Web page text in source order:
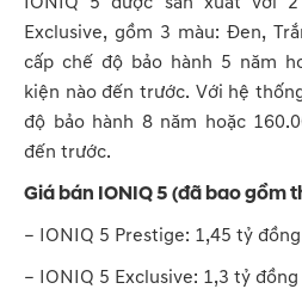
Exclusive, gồm 3 màu: Đen,
cấp chế độ bảo hành 5 năm
kiện nào đến trước. Với hệ
độ bảo hành 8 năm hoặc
đến trước.
Giá bán IONIQ 5 (đã bao gồm
– IONIQ 5 Prestige: 1,45 tỷ đồng
– IONIQ 5 Exclusive: 1,3 tỷ đồng